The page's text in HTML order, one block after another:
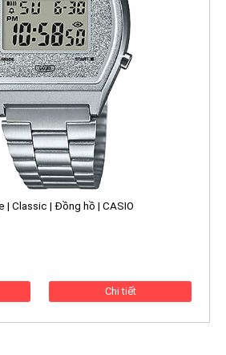
| Classic | Đồng hồ | CASIO
Chi tiết